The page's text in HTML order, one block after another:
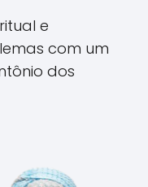
e
com um
dos